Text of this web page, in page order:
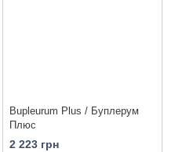
Bupleurum Plus / Буплерум
Плюс
2 223 грн